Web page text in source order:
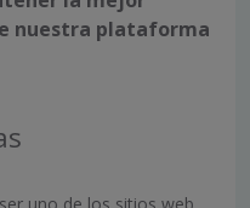
nuestra plataforma